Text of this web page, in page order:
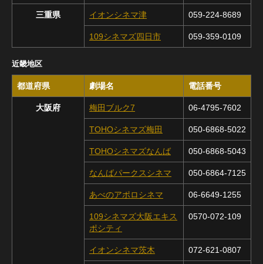
三重県 イオンシネマ津 059-224-8689
109シネマズ四日市 059-359-0109
近畿地区
都道府県 劇場名 電話番号
大阪府 梅田ブルク7 06-4795-7602
TOHOシネマズ梅田 050-6868-5022
TOHOシネマズなんば 050-6868-5043
なんばパークスシネマ 050-6864-7125
あべのアポロシネマ 06-6649-1255
109シネマズ大阪エキス
ポシティ
0570-072-109
イオンシネマ茨木 072-621-0807